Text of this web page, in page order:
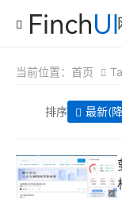
当前位置： 首页
排序 最新(